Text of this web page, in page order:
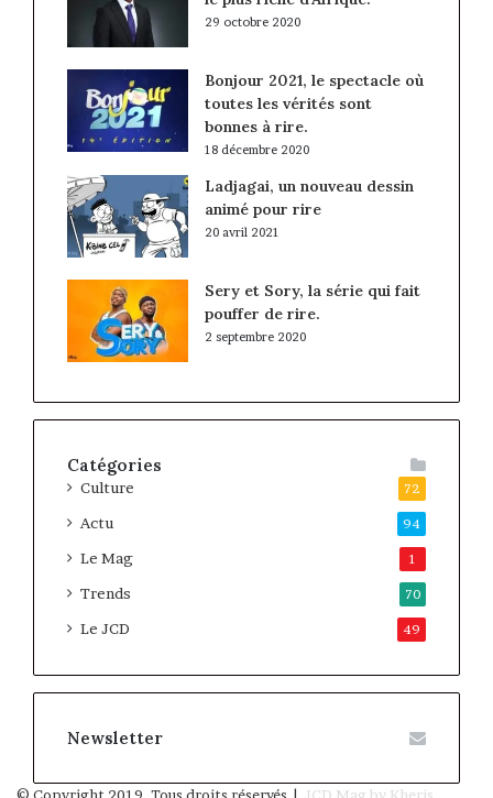
29 octobre 2020
Bonjour 2021, le spectacle où
toutes les vérités sont
bonnes à rire.
18 décembre 2020
Ladjagai, un nouveau dessin
animé pour rire
20 avril 2021
Sery et Sory, la série qui fait
pouffer de rire.
2 septembre 2020
Catégories
Culture 72
Actu 94
Le Mag 1
Trends 70
Le JCD 49
Newsletter